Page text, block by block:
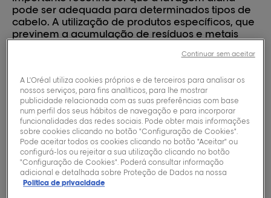
pode ser adequada para determinados tipos de
cabelo. A utilização de produtos específicos, que
previnem a acumulação de resíduos e metais
e a moderação na utilização de secadores e
diária uma prática segura para a saúde capilar.
Descubra mais sobre a frequência ideal de
lavagem e como cuidar do seu cabelo de forma
eficaz.
Com que frequencia se
deve lavar o cabelo?
A L'Oréal utiliza cookies próprios e de terceiros para analisar os
nossos serviços, para fins analíticos, para lhe mostrar
publicidade relacionada com as suas preferências com base
num perfil dos seus hábitos de navegação e para incorporar
funcionalidades das redes sociais. Pode obter mais informações
sobre cookies clicando no botão "Configuração de Cookies".
Pode aceitar todos os cookies clicando no botão "Aceitar" ou
configurá-los ou rejeitar a sua utilização clicando no botão
"Configuração de Cookies". Poderá consultar informação
adicional e detalhada sobre Proteção de Dados na nossa
Política de privacidade
Continuar sem aceitar